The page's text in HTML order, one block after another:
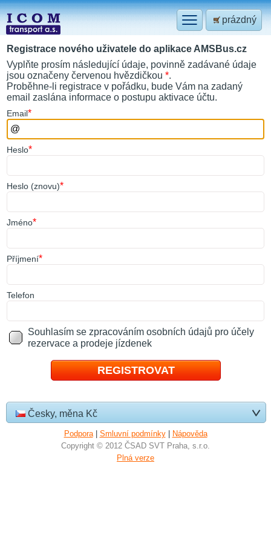
prázdný
Registrace nového uživatele do aplikace AMSBus.cz
Vyplňte prosím následující údaje, povinně zadávané údaje
jsou označeny červenou hvězdičkou *.
Proběhne-li registrace v pořádku, bude Vám na zadaný
email zaslána informace o postupu aktivace účtu.
Email*
Heslo*
Heslo (znovu)*
Jméno*
Příjmení*
Telefon
Souhlasím se zpracováním osobních údajů pro účely
rezervace a prodeje jízdenek
Česky, měna Kč
Podpora| Smluvní podmínky| Nápověda
Copyright © 2012 ČSAD SVT Praha, s.r.o.
Plná verze